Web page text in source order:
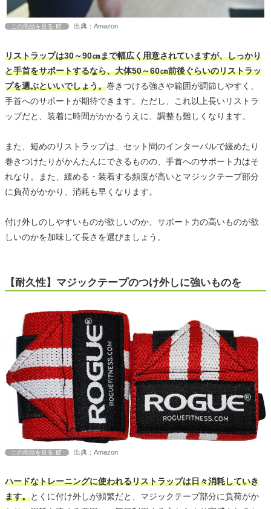
この商品を見る 出典：Amazon
リストラップは30～90㎝まで幅広く用意されていますが、しっかり
と手首をサポートするなら、大体50～60㎝前後ぐらいのリストラッ
プを選ぶといいでしょう。巻きつける強さや範囲が調節しやすく、
手首へのサポートが期待できます。ただし、これ以上長いリストラ
ップだと、装着に時間がかかるうえに、調整も難しくなります。
また、短めのリストラップは、セット間のインターバルで緩めたり
巻きつけたりがかんたんにできるものの、手首へのサポート力はそ
れなり。また、緩める・装着する頻度が高いとマジックテープ部分
に負荷がかかり、消耗も早くなります。
付け外しのしやすいものが欲しいのか、サポート力の高いものが欲
しいのかを加味して長さを選びましょう。
【耐久性】マジックテープのつけ外しに強いものを
この商品を見る 出典：Amazon
ハードなトレーニングに使われるリストラップは日々消耗していき
ます。とくに付け外しが頻繁だと、マジックテープ部分に負荷がか